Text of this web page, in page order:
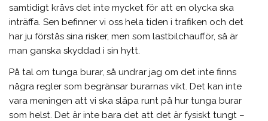
samtidigt krävs det inte mycket för att en olycka ska
inträffa. Sen befinner vi oss hela tiden i trafiken och det
har ju förstås sina risker, men som lastbilchaufför, så är
man ganska skyddad i sin hytt.
På tal om tunga burar, så undrar jag om det inte finns
några regler som begränsar burarnas vikt. Det kan inte
vara meningen att vi ska släpa runt på hur tunga burar
som helst. Det är inte bara det att det är fysiskt tungt –